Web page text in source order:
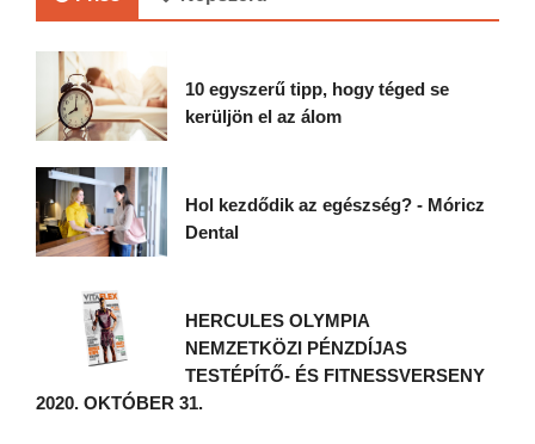
10 egyszerű tipp, hogy téged se
kerüljön el az álom
Hol kezdődik az egészség? - Móricz
Dental
HERCULES OLYMPIA
NEMZETKÖZI PÉNZDÍJAS
TESTÉPÍTŐ- ÉS FITNESSVERSENY
2020. OKTÓBER 31.